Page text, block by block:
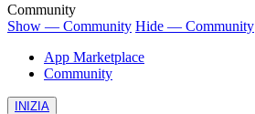
Community
Show — Community Hide — Community
App Marketplace
Community
INIZIA